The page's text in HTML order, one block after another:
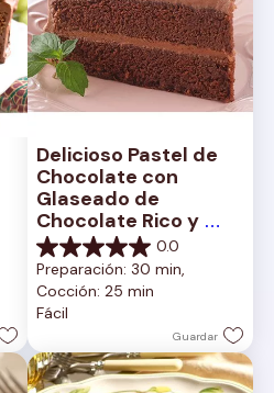
Delicioso Pastel de
Chocolate con
Glaseado de
Chocolate Rico y
Cremoso
0.0
0.0
de
5
estrellas.
Preparación: 30 min,
Cocción: 25 min
Fácil
Guardar